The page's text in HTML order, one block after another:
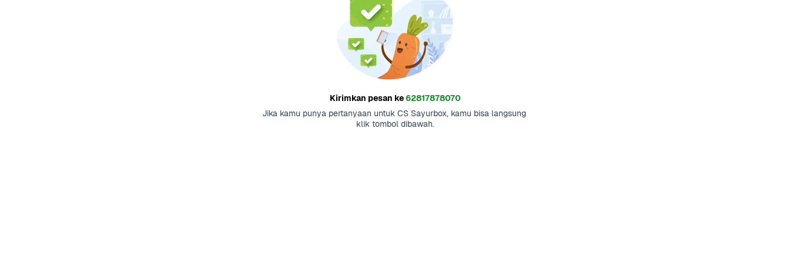
Kirimkan pesan ke62817878070
Jika kamu punya pertanyaan untuk CS Sayurbox, kamu bisa langsung
klik tombol dibawah.